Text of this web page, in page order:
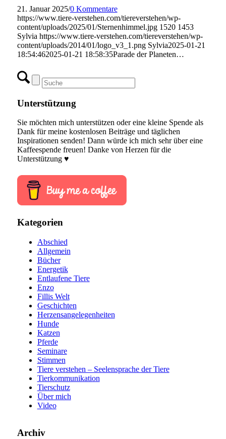
21. Januar 2025/0 Kommentare
https://www.tiere-verstehen.com/tiereverstehen/wp-
content/uploads/2025/01/Sternenhimmel.jpg 1520 1453
Sylvia https://www.tiere-verstehen.com/tiereverstehen/wp-
content/uploads/2014/01/logo_v3_1.png Sylvia2025-01-21
18:54:462025-01-21 18:58:35Parade der Planeten…
Unterstützung
Sie möchten mich unterstützen oder eine kleine Spende als
Dank für meine kostenlosen Beiträge und täglichen
Inspirationen senden! Dann würde ich mich sehr über eine
Kaffeespende freuen! Danke von Herzen für die
Unterstützung ♥
Kategorien
Abschied
Allgemein
Bücher
Energetik
Entlaufene Tiere
Enzo
Fillis Welt
Geschichten
Herzensangelegenheiten
Hunde
Katzen
Pferde
Seminare
Stimmen
Tiere verstehen – Seelensprache der Tiere
Tierkommunikation
Tierschutz
Über mich
Video
Archiv